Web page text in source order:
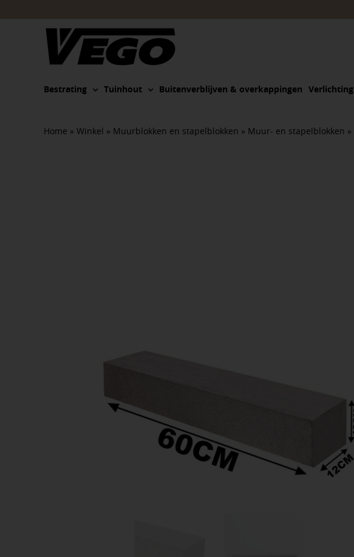
Bestrating Tuinhout Buitenverblijven & overkappingen Verlichting
Home » Winkel » Muurblokken en stapelblokken » Muur- en stapelblokken »